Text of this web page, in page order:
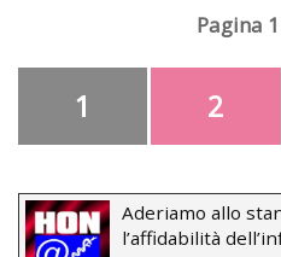
Pagina
1 2
Aderiamo allo
l’affidabilità